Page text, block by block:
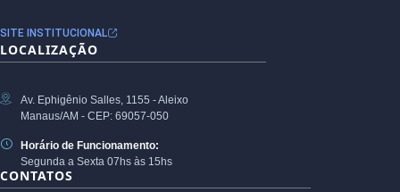
SITE INSTITUCIONAL
LOCALIZAÇÃO
Av. Ephigênio Salles, 1155 - Aleixo
Manaus/AM - CEP: 69057-050
Horário de Funcionamento:
Segunda a Sexta 07hs às 15hs
CONTATOS